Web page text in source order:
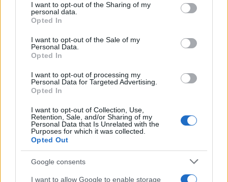
not limited to your visit or usage behaviour. You may click to
grant or deny consent to Google and its third-party tags to
use your data for below specified purposes in below Google
consent section.
I want to opt-out of the Sharing of my
personal data.
Opted In
I want to opt-out of the Sale of my
Personal Data.
Opted In
I want to opt-out of processing my
Personal Data for Targeted Advertising.
Opted In
I want to opt-out of Collection, Use,
Retention, Sale, and/or Sharing of my
Personal Data that Is Unrelated with the
Purposes for which it was collected.
Opted Out
Google consents
I want to allow Google to enable storage
50 /50
2000 /2000
Όροι Χρήσης. Το site προστατεύεται από reCAPTCHA, ισχύουν
Πολιτική Απορρήτου&Όροι Χρήσηςτης Google.
Share: